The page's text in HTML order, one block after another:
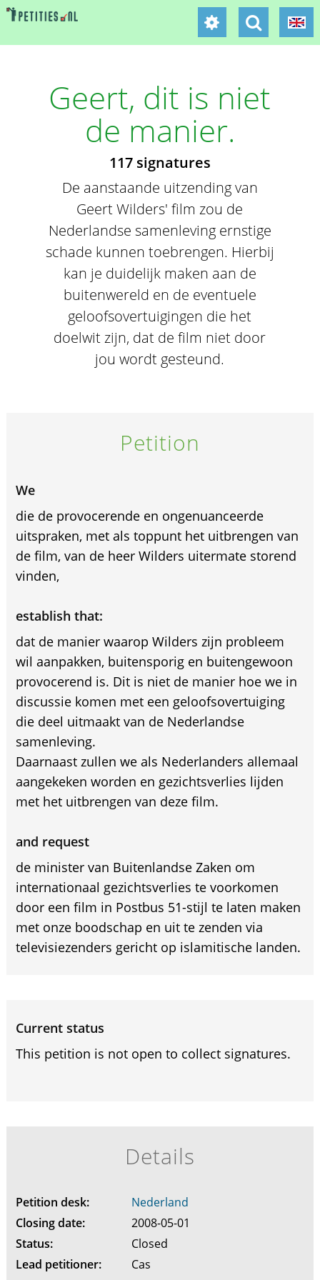
Geert, dit is niet
de manier.
117 signatures
De aanstaande uitzending van
Geert Wilders' film zou de
Nederlandse samenleving ernstige
schade kunnen toebrengen. Hierbij
kan je duidelijk maken aan de
buitenwereld en de eventuele
geloofsovertuigingen die het
doelwit zijn, dat de film niet door
jou wordt gesteund.
Petition
We
die de provocerende en ongenuanceerde
uitspraken, met als toppunt het uitbrengen van
de film, van de heer Wilders uitermate storend
vinden,
establish that:
dat de manier waarop Wilders zijn probleem
wil aanpakken, buitensporig en buitengewoon
provocerend is. Dit is niet de manier hoe we in
discussie komen met een geloofsovertuiging
die deel uitmaakt van de Nederlandse
samenleving.
Daarnaast zullen we als Nederlanders allemaal
aangekeken worden en gezichtsverlies lijden
met het uitbrengen van deze film.
and request
de minister van Buitenlandse Zaken om
internationaal gezichtsverlies te voorkomen
door een film in Postbus 51-stijl te laten maken
met onze boodschap en uit te zenden via
televisiezenders gericht op islamitische landen.
Current status
This petition is not open to collect signatures.
Details
Petition desk:
Nederland
Closing date:
2008-05-01
Status:
Closed
Lead petitioner:
Cas